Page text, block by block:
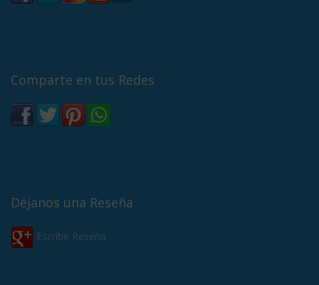
Comparte en tus Redes
Déjanos una Reseña
Escribir Reseña